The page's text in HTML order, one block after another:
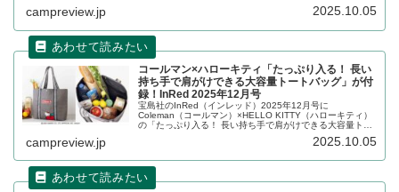
れるショルダーストラップ 付きなので斜めがけにすること
campreview.jp 2025.10.05
コールマン×ハローキティ「たっぷり入る！ 長い
持ち手で肩がけできる大容量トートバッグ」が付
録！InRed 2025年12月号
宝島社のInRed（インレッド）2025年12月号に
Coleman（コールマン）×HELLO KITTY（ハローキティ）
の「たっぷり入る！ 長い持ち手で肩がけできる大容量トー
姿が愛らしいハローキティとコールマンの赤ロゴがアクセ
campreview.jp 2025.10.05